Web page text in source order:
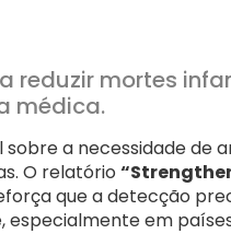
mortes
médica.
a necessidade de
O relatório
que a detecção
em